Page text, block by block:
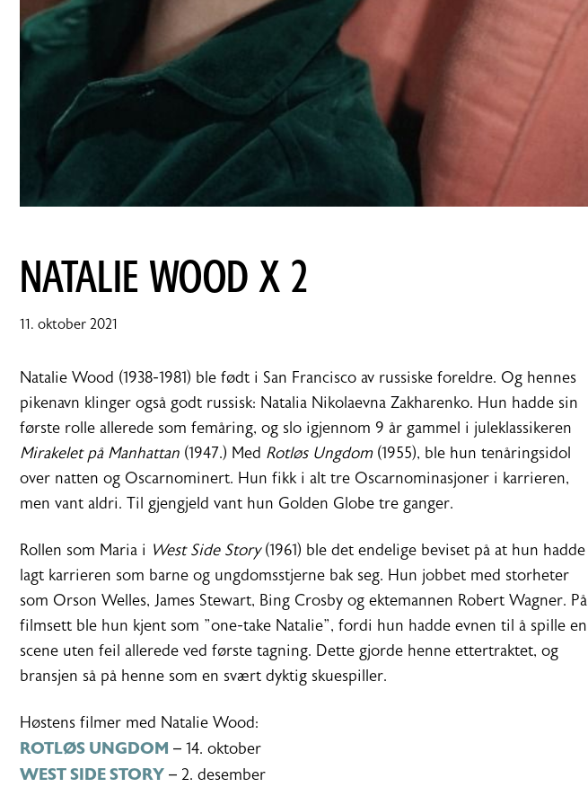
NATALIE WOOD X 2
11. oktober 2021
2021
Natalie Wood (1938-1981) ble født i San Francisco av russiske foreldre. Og hennes
pikenavn klinger også godt russisk: Natalia Nikolaevna Zakharenko. Hun hadde sin
første rolle allerede som femåring, og slo igjennom 9 år gammel i juleklassikeren
Mirakelet på Manhattan (1947.) Med Rotløs Ungdom(1955), ble hun tenåringsidol
over natten og Oscarnominert. Hun fikk i alt tre Oscarnominasjoner i karrieren,
men vant aldri. Til gjengjeld vant hun Golden Globe tre ganger.
Rollen som Maria i West Side Story(1961) ble det endelige beviset på at hun hadde
lagt karrieren som barne og ungdomsstjerne bak seg. Hun jobbet med storheter
som Orson Welles, James Stewart, Bing Crosby og ektemannen Robert Wagner. På
filmsett ble hun kjent som ”one-take Natalie”, fordi hun hadde evnen til å spille en
scene uten feil allerede ved første tagning. Dette gjorde henne ettertraktet, og
bransjen så på henne som en svært dyktig skuespiller.
Høstens filmer med Natalie Wood:
ROTLØS UNGDOM – 14. oktober
WEST SIDE STORY – 2. desember